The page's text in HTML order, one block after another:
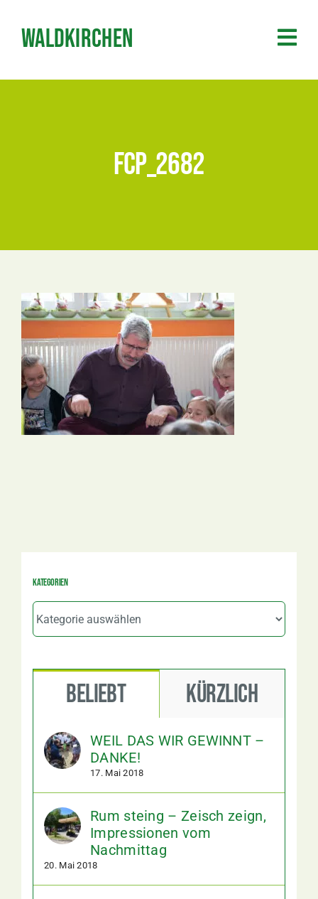
Inhalt
springen
Waldkirchen
FCP_2682
Kategorien
Kategorien
Beliebt Kürzlich
WEIL DAS WIR GEWINNT –
DANKE!
17. Mai 2018
Rum steing – Zeisch zeign,
Impressionen vom
Nachmittag
20. Mai 2018